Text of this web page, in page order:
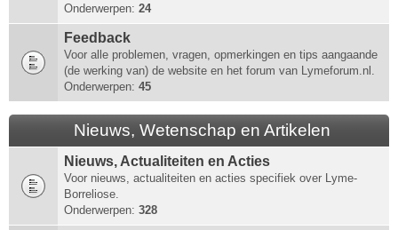
Onderwerpen: 24
Feedback
Voor alle problemen, vragen, opmerkingen en tips aangaande
(de werking van) de website en het forum van Lymeforum.nl.
Onderwerpen: 45
Nieuws, Wetenschap en Artikelen
Nieuws, Actualiteiten en Acties
Voor nieuws, actualiteiten en acties specifiek over Lyme-
Borreliose.
Onderwerpen: 328